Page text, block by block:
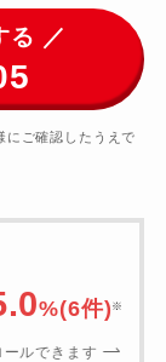
る ／
ご確認したうえで
%(6件) ※
ールできます